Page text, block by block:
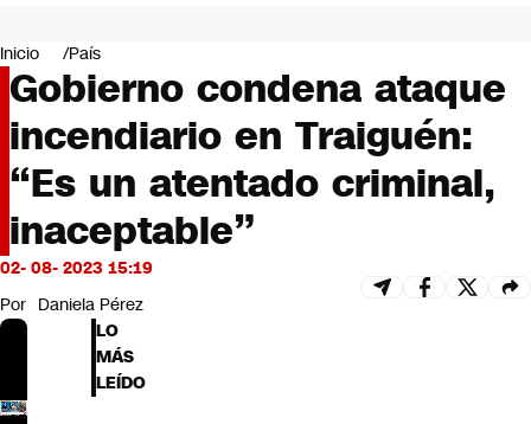
Negocios
Deportes
Programas completos
Cultura
Servicios
Bits
CNN tiempo
Futuro 360
Inicio País
Gobierno condena ataque
incendiario en Traiguén:
“Es un atentado criminal,
inaceptable”
02- 08- 2023 15:19
Por Daniela Pérez
LO
MÁS
LEÍDO